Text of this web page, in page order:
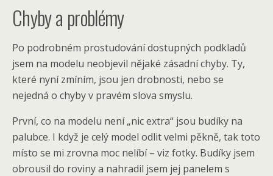
Chyby a problémy
Po podrobném prostudování dostupných podkladů
jsem na modelu neobjevil nějaké zásadní chyby. Ty,
které nyní zmíním, jsou jen drobnosti, nebo se
nejedná o chyby v pravém slova smyslu.
První, co na modelu není „nic extra“ jsou budíky na
palubce. I když je celý model odlit velmi pěkně, tak toto
místo se mi zrovna moc nelíbí – viz fotky. Budíky jsem
obrousil do roviny a nahradil jsem jej panelem s